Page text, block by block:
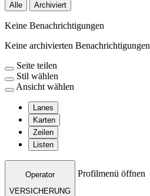
Alle Archiviert
Keine Benachrichtigungen
Keine archivierten Benachrichtigungen
Seite teilen
Stil wählen
Ansicht wählen
Lanes
Karten
Zeilen
Listen
Operator
VERSICHERUNG
Profilmenü öffnen